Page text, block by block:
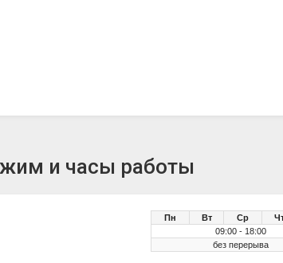
и часы работы
Пн Вт Ср
09:00 - 18:00
без перерыва